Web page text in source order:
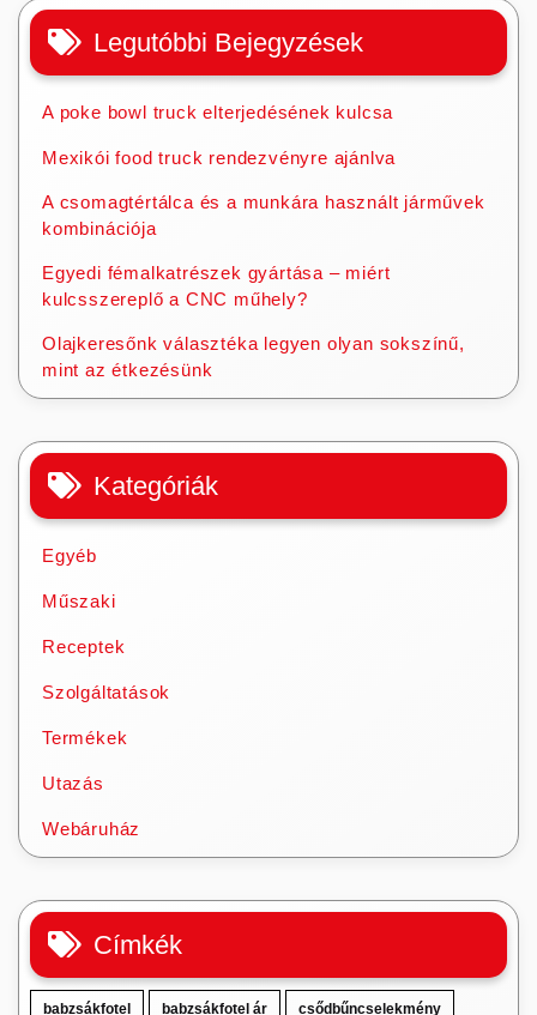
Legutóbbi Bejegyzések
A poke bowl truck elterjedésének kulcsa
Mexikói food truck rendezvényre ajánlva
A csomagtértálca és a munkára használt járművek
kombinációja
Egyedi fémalkatrészek gyártása – miért
kulcsszereplő a CNC műhely?
Olajkeresőnk választéka legyen olyan sokszínű,
mint az étkezésünk
Kategóriák
Egyéb
Műszaki
Receptek
Szolgáltatások
Termékek
Utazás
Webáruház
Címkék
babzsákfotel babzsákfotel ár csődbűncselekmény